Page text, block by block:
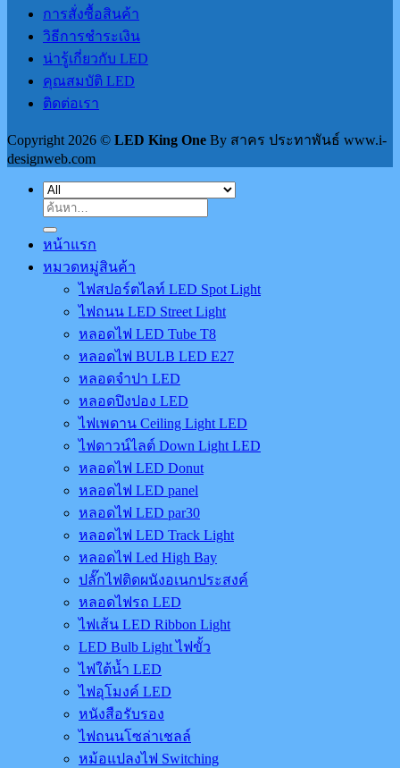
การสั่งซื้อสินค้า
วิธีการชำระเงิน
น่ารู้เกี่ยวกับ LED
คุณสมบัติ LED
ติดต่อเรา
Copyright 2026 © LED King One By สาคร ประทาพันธ์ www.i-
designweb.com
ค้นหา:
หน้าแรก
หมวดหมู่สินค้า
ไฟสปอร์ตไลท์ LED Spot Light
ไฟถนน LED Street Light
หลอดไฟ LED Tube T8
หลอดไฟ BULB LED E27
หลอดจำปา LED
หลอดปิงปอง LED
ไฟเพดาน Ceiling Light LED
ไฟดาวน์ไลต์ Down Light LED
หลอดไฟ LED Donut
หลอดไฟ LED panel
หลอดไฟ LED par30
หลอดไฟ LED Track Light
หลอดไฟ Led High Bay
ปลั๊กไฟติดผนังอเนกประสงค์
หลอดไฟรถ LED
ไฟเส้น LED Ribbon Light
LED Bulb Light ไฟขั้ว
ไฟใต้น้ำ LED
ไฟอุโมงค์ LED
หนังสือรับรอง
ไฟถนนโซล่าเชลล์
หม้อแปลงไฟ Switching